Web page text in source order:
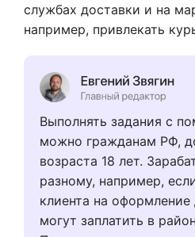
службах доставки и на
например, привлекать
Выполнять задания с
можно гражданам РФ,
возраста 18 лет.
разному, например,
клиента на
могут заплатить в